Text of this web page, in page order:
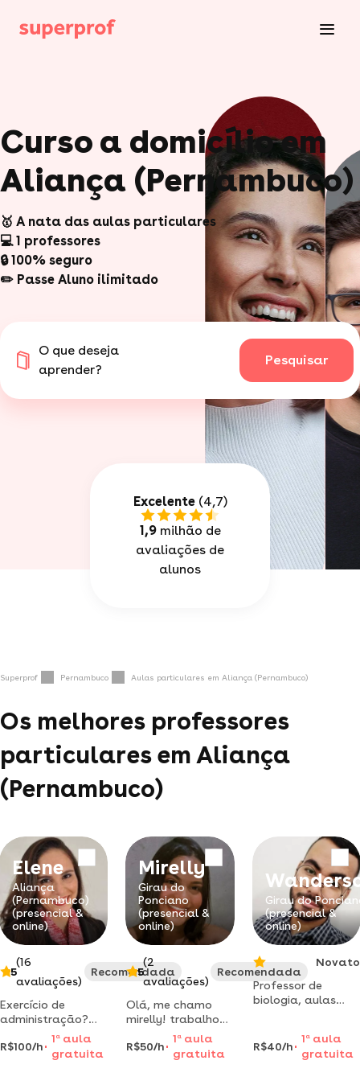
Curso a domicílio em
Aliança (Pernambuco)
🥇 A nata das aulas particulares
💻 1 professores
🔒 100% seguro
✏️ Passe Aluno ilimitado
O que deseja
aprender?
Pesquisar
Excelente(4,7)
1,9milhão de
avaliações de
alunos
Superprof Pernambuco Aulas particulares em Aliança (Pernambuco)
Os melhores professores
particulares em Aliança
(Pernambuco)
Elene
Aliança
(Pernambuco)
(presencial &
online)
5
(16
avaliações)
Recomendada
Exercício de
administração?
recurso questões
de concurso?
R$100/h
1 aaula
gratuita
Mirelly
Girau do
Ponciano
(presencial &
online)
5
(2
avaliações)
Recomendada
Olá, me chamo
mirelly! trabalho
como professora
de reforço a 3
anos e tenho
R$50/h
1 a aula
gratuita
Girau do
(presencial &
online)
Novato
Professor de
biologia, aulas
resultados já! olá!
sou professor de
R$40/h
1 aaula
gratuita